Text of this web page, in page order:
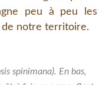
peu à peu les
de notre territoire.
spinimana). En bas,